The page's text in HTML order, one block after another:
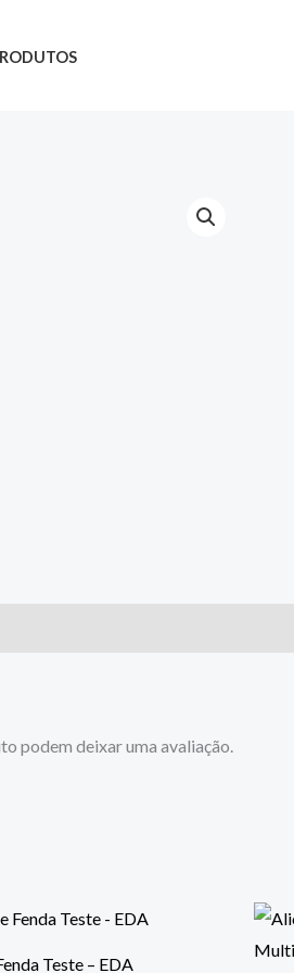
podem deixar uma avaliação.
Teste – EDA